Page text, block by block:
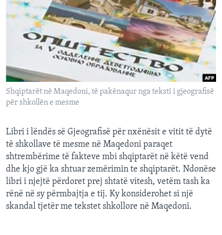
SHËNDETËSI
INTERVISTA
DITARI
Shqiptarët në Maqedoni, të pakënaqur nga teksti i gjeografisë
për shkollën e mesme
Libri i lëndës së Gjeografisë për nxënësit e vitit të dytë
të shkollave të mesme në Maqedoni paraqet
shtrembërime të fakteve mbi shqiptarët në këtë vend
dhe kjo gjë ka shtuar zemërimin te shqiptarët. Ndonëse
libri i njejtë përdoret prej shtatë vitesh, vetëm tash ka
rënë në sy përmbajtja e tij. Ky konsiderohet si një
skandal tjetër me tekstet shkollore në Maqedoni.